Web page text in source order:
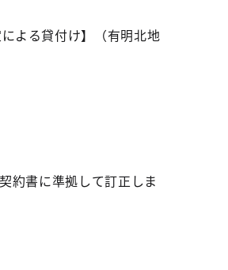
よる貸付け】（有明北地
約書に準拠して訂正しま